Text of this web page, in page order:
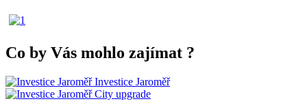
Co by Vás mohlo zajímat ?
Investice Jaroměř
City upgrade